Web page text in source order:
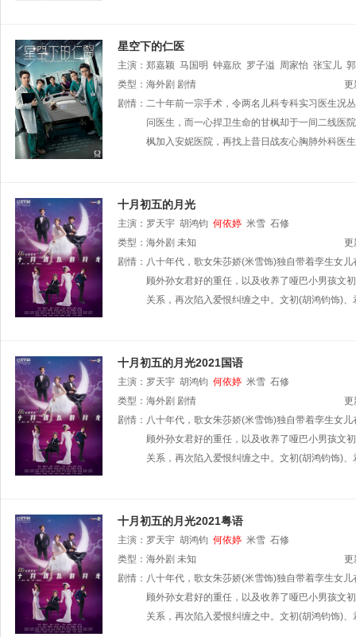
星空下的仁医
主演： 郑嘉颖 马国明 钟嘉欣 罗子溢 周家怡 张宝儿
类型： 海外剧 剧情
更
剧情： 二十年前一宗手术，令两名儿科专科实习医生况
问医生，而一心捍卫生命的甘枫却于一间二线医
枫加入安妮医院，再找上昔日战友心胸肺外科医
十月初五的月光
主演： 罗天宇 胡鸿钧 何依婷 米雪 石修
类型： 海外剧 未知
更
剧情： 八十年代，歌女朱莎娇(米雪饰)独自带着孪生女
顾外孙女君好的重任，以及收养了哑巴小男孩文
关系，再次陷入爱恨纠缠之中。文初(胡鸿钧饰)
十月初五的月光2021国语
主演： 罗天宇 胡鸿钧 何依婷 米雪 石修
类型： 海外剧 剧情
更
剧情： 八十年代，歌女朱莎娇(米雪饰)独自带着孪生女
顾外孙女君好的重任，以及收养了哑巴小男孩文
关系，再次陷入爱恨纠缠之中。文初(胡鸿钧饰)
十月初五的月光2021粤语
主演： 罗天宇 胡鸿钧 何依婷 米雪 石修
类型： 海外剧 未知
更
剧情： 八十年代，歌女朱莎娇(米雪饰)独自带着孪生女
顾外孙女君好的重任，以及收养了哑巴小男孩文
关系，再次陷入爱恨纠缠之中。文初(胡鸿钧饰)